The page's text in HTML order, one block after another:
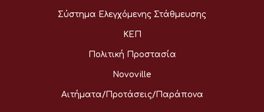
Σύστημα Ελεγχόμενης Στάθμευσης
ΚΕΠ
Πολιτική Προστασία
Novoville
Αιτήματα/Προτάσεις/Παράπονα